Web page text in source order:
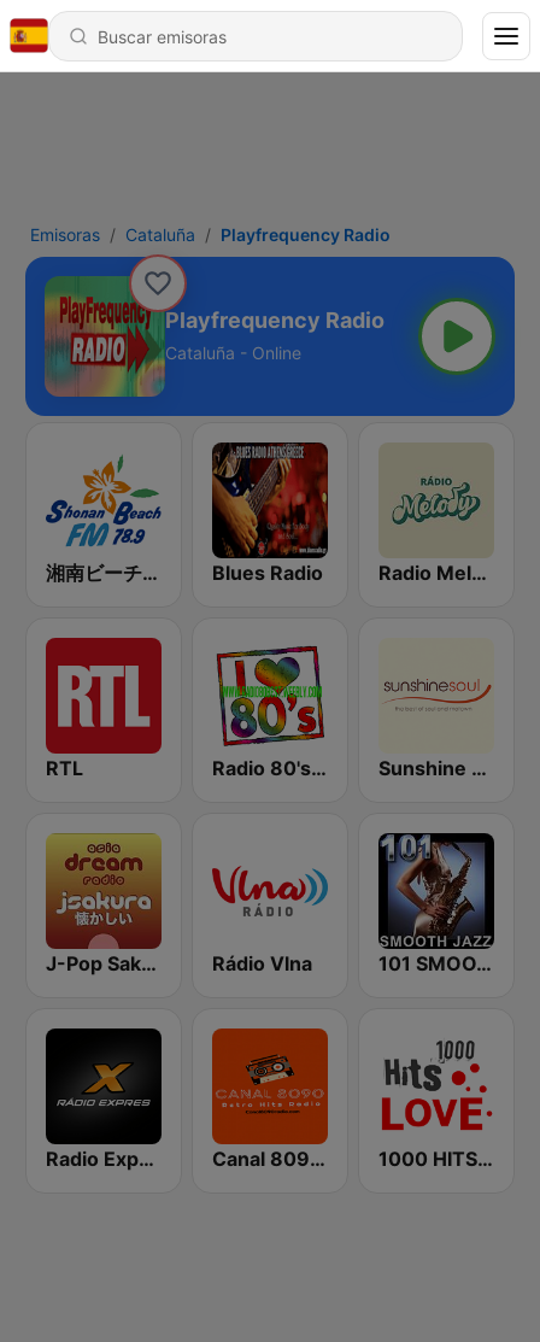
Emisoras Cataluña Playfrequency Radio
Playfrequency Radio
Cataluña - Online
湘南ビーチFM (Shonan Beach FM) Blues Radio Radio Melody
RTL Radio 80's Best Sunshine Soul
J-Pop Sakura 懐かしい Rádio Vlna 101 SMOOTH JAZZ
Radio Expres Canal 8090 Retro Hits Radio 1000 HITS Love